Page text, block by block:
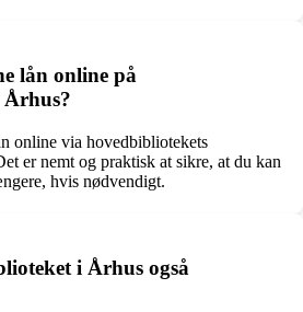
lån online på
online via hovedbibliotekets
er nemt og praktisk at sikre, at du kan
hvis nødvendigt.
i Århus også